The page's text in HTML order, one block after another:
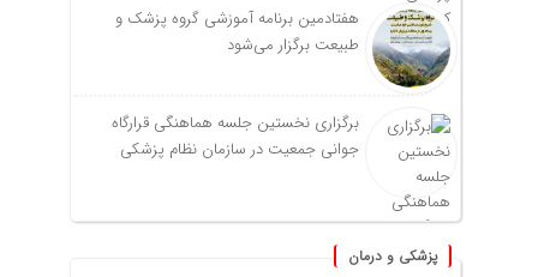
هفتادمین برنامه آموزشی گروه پزشک و
طبیعت برگزار می‌شود
برگزاری نخستین جلسه هماهنگی قرارگاه
جوانی جمعیت در سازمان نظام پزشکی
پزشکی و درمان